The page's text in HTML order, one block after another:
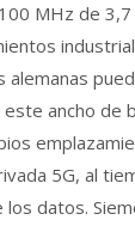
MHz de
ancho de
5G, al
datos.